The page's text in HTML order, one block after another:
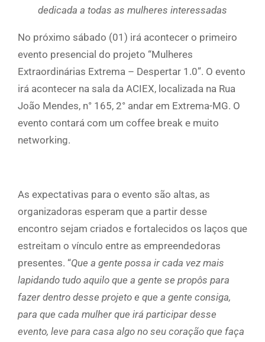
dedicada a todas as mulheres interessadas
No próximo sábado (01) irá acontecer o primeiro
evento presencial do projeto “Mulheres
Extraordinárias Extrema – Despertar 1.0”. O evento
irá acontecer na sala da ACIEX, localizada na Rua
João Mendes, n° 165, 2° andar em Extrema-MG. O
evento contará com um coffee break e muito
networking.
As expectativas para o evento são altas, as
organizadoras esperam que a partir desse
encontro sejam criados e fortalecidos os laços que
estreitam o vínculo entre as empreendedoras
presentes. “Que a gente possa ir cada vez mais
lapidando tudo aquilo que a gente se propôs para
fazer dentro desse projeto e que a gente consiga,
para que cada mulher que irá participar desse
evento, leve para casa algo no seu coração que faça